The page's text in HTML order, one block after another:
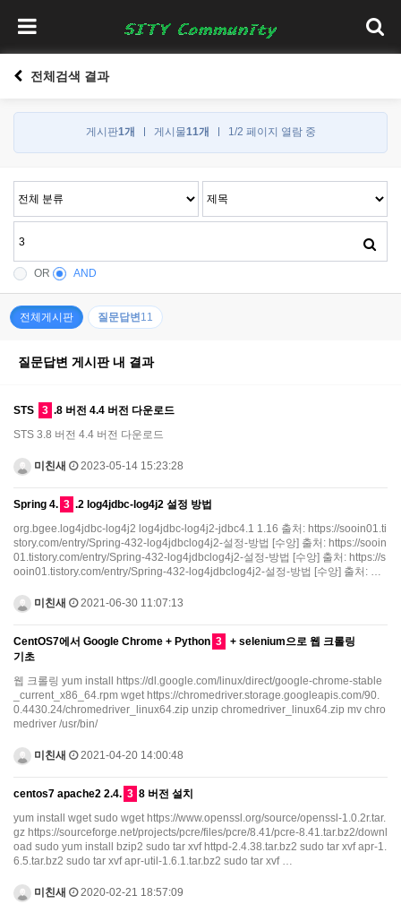
전체검색 결과
게시판1개 게시물11개 1/2 페이지 열람 중
OR AND
전체게시판 질문답변11
질문답변 게시판 내 결과
STS 3 .8 버전 4.4 버전 다운로드
STS 3.8 버전 4.4 버전 다운로드
미친새 2023-05-14 15:23:28
Spring 4. 3 .2 log4jdbc-log4j2 설정 방법
org.bgee.log4jdbc-log4j2 log4jdbc-log4j2-jdbc4.1 1.16 출처: https://sooin01.ti
story.com/entry/Spring-432-log4jdbclog4j2-설정-방법 [수앙] 출처: https://sooin
01.tistory.com/entry/Spring-432-log4jdbclog4j2-설정-방법 [수앙] 출처: https://s
ooin01.tistory.com/entry/Spring-432-log4jdbclog4j2-설정-방법 [수앙] 출처: …
미친새 2021-06-30 11:07:13
CentOS7에서 Google Chrome + Python 3
+ selenium으로 웹 크롤링
기초
웹 크롤링 yum install https://dl.google.com/linux/direct/google-chrome-stable
_current_x86_64.rpm wget https://chromedriver.storage.googleapis.com/90.
0.4430.24/chromedriver_linux64.zip unzip chromedriver_linux64.zip mv chro
medriver /usr/bin/
미친새 2021-04-20 14:00:48
centos7 apache2 2.4. 3 8 버전 설치
yum install wget sudo wget https://www.openssl.org/source/openssl-1.0.2r.tar.
gz https://sourceforge.net/projects/pcre/files/pcre/8.41/pcre-8.41.tar.bz2/downl
oad sudo yum install bzip2 sudo tar xvf httpd-2.4.38.tar.bz2 sudo tar xvf apr-1.
6.5.tar.bz2 sudo tar xvf apr-util-1.6.1.tar.bz2 sudo tar xvf …
미친새 2020-02-21 18:57:09